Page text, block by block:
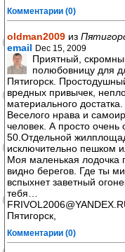
Комментарии (0)
oldman2009 из
email Dec 15, 2009
Приятный,
полюбовницу для
Пятигорск.
вредных привычек,
материального
Веселого нрава и
человек. А просто очень
50.Отдельной
исключительно пешком
Моя маленькая лодочка
видно берегов. Где ты
вспыхнет заветный
тебя…
Пятигорск,
Комментарии (0)